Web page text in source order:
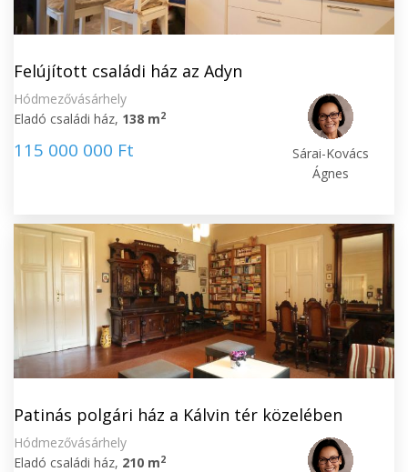
Felújított családi ház az Adyn
Hódmezővásárhely
Eladó családi ház, 138 m2
115 000 000 Ft
Sárai-Kovács
Ágnes
Patinás polgári ház a Kálvin tér közelében
Hódmezővásárhely
Eladó családi ház, 210 m2